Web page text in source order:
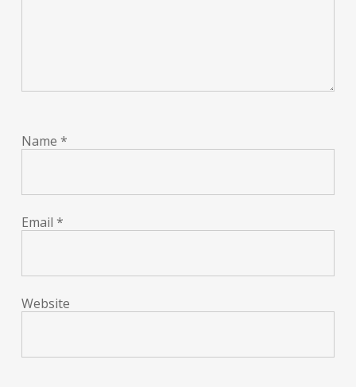
Name *
Email *
Website